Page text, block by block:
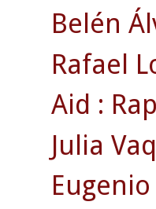
Belén
Rafael
Aid :
Julia